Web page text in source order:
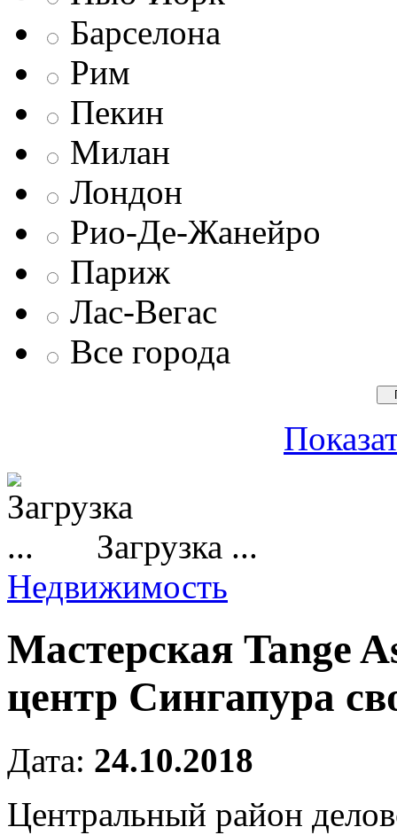
Барселона
Рим
Пекин
Милан
Лондон
Рио-Де-Жанейро
Париж
Лас-Вегас
Все города
Загрузка ...
Недвижимость
Мастерская Tange
центр Сингапура
Дата: 24.10.2018
Центральный район